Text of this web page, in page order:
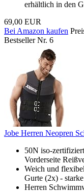
erhältlich in den
69,00 EUR
Bei Amazon kaufen
Bestseller Nr. 6
Jobe Herren Neopren
50N iso-
Vorderseite
Weich und
Gurte (2x) -
Herren